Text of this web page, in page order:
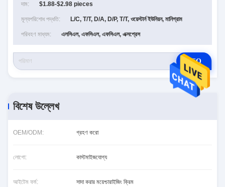
দাম: $1.88-$2.98 pieces
মূল্যপরিশোধ পদ্ধতি: L/C, T/T, D/A, D/P, T/T, ওয়েস্টার্ন ইউনিয়ন, মানিগ্রাম
পরিবহণ মাধ্যম: এলসিএল, এফসিএল, এফসিএল, এক্সপ্রেস
RFQ
বিশেষ উল্লেখ
OEM/ODM: গ্রহণ করো
লোগো: কাস্টমাইজযোগ্য
আইটেম ফর্ম: সাদা করার ময়েশ্চারাইজিং ক্রিম